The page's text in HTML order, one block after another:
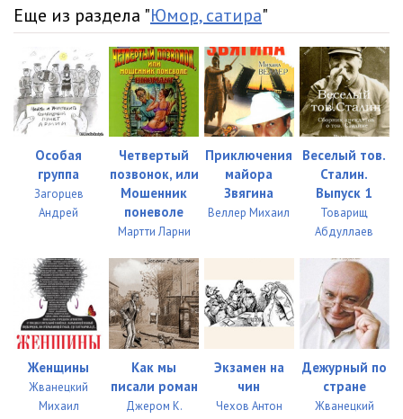
Еще из раздела "Юмор, сатира"
Особая
группа
Загорцев
Андрей
Четвертый
позвонок, или
Мошенник
поневоле
Мартти Ларни
Приключения
майора
Звягина
Веллер Михаил
Веселый тов.
Сталин.
Выпуск 1
Товарищ
Абдуллаев
Женщины
Жванецкий
Михаил
Как мы
писали роман
Джером К.
Экзамен на
чин
Чехов Антон
Дежурный по
стране
Жванецкий